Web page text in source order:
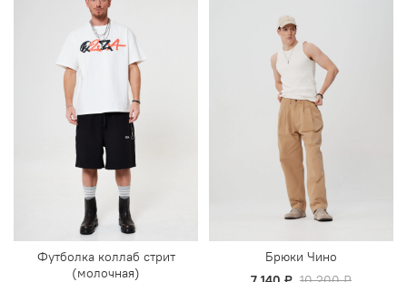
Футболка коллаб стрит
(молочная)
Брюки Чино